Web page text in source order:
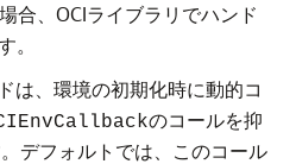
合、OCIライブラリでハンド
。
は、環境の初期化時に動的コ
のコールを抑
デフォルトでは、このコール